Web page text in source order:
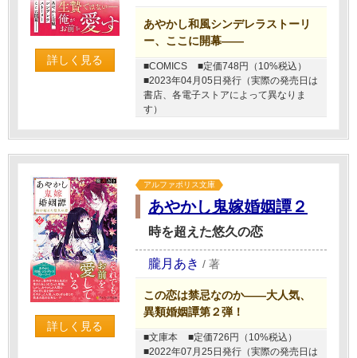
詳しく見る
あやかし和風シンデレラストーリ
ー、ここに開幕――
■COMICS
■定価748円（10%税込）
■2023年04月05日発行（実際の発売日は
書店、各電子ストアによって異なりま
す）
詳しく見る
アルファポリス文庫
あやかし鬼嫁婚姻譚２
時を超えた悠久の恋
朧月あき / 著
この恋は禁忌なのか――大人気、
異類婚姻譚第２弾！
■文庫本
■定価726円（10%税込）
■2022年07月25日発行（実際の発売日は